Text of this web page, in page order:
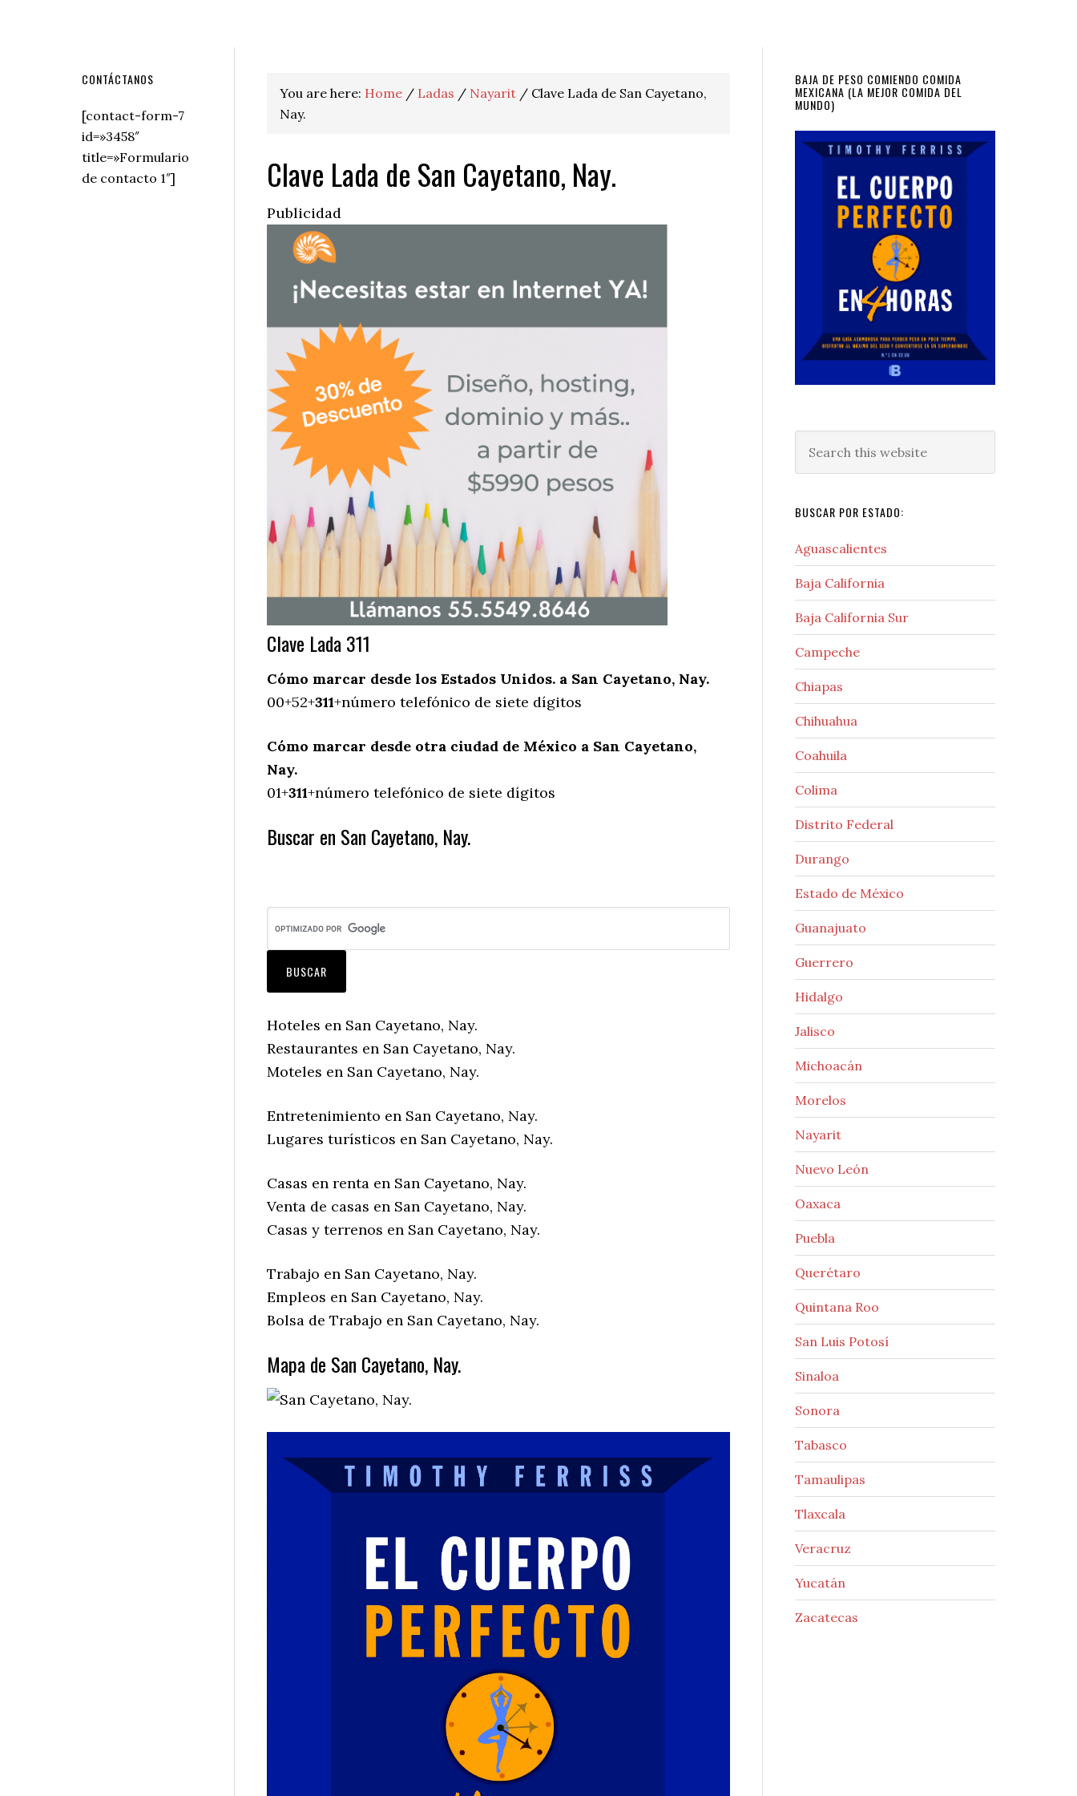
You are here: Home / Ladas / Nayarit / Clave Lada de San Cayetano,
Nay.
Clave Lada de San Cayetano, Nay.
Publicidad
Clave Lada 311
Cómo marcar desde los Estados Unidos. a San Cayetano, Nay.
00+52+311+número telefónico de siete dígitos
Cómo marcar desde otra ciudad de México a San Cayetano,
Nay.
01+311+número telefónico de siete dígitos
Buscar en San Cayetano, Nay.
Hoteles en San Cayetano, Nay.
Restaurantes en San Cayetano, Nay.
Moteles en San Cayetano, Nay.
Entretenimiento en San Cayetano, Nay.
Lugares turísticos en San Cayetano, Nay.
Casas en renta en San Cayetano, Nay.
Venta de casas en San Cayetano, Nay.
Casas y terrenos en San Cayetano, Nay.
Trabajo en San Cayetano, Nay.
Empleos en San Cayetano, Nay.
Bolsa de Trabajo en San Cayetano, Nay.
Mapa de San Cayetano, Nay.
Primary
Sidebar
BAJA DE PESO COMIENDO COMIDA
MEXICANA (LA MEJOR COMIDA DEL
MUNDO)
this
BUSCAR POR ESTADO:
Aguascalientes
Baja California
Baja California Sur
Campeche
Chiapas
Chihuahua
Coahuila
Colima
Distrito Federal
Durango
Estado de México
Guanajuato
Guerrero
Hidalgo
Jalisco
Michoacán
Morelos
Nayarit
Nuevo León
Oaxaca
Puebla
Querétaro
Quintana Roo
San Luis Potosí
Sinaloa
Sonora
Tabasco
Tamaulipas
Tlaxcala
Veracruz
Yucatán
Zacatecas
Secondary
Sidebar
CONTÁCTANOS
[contact-form-7
id=»3458″
title=»Formulario
de contacto 1″]